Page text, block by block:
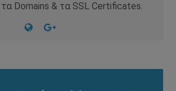
Domains & τα SSL Certificates.